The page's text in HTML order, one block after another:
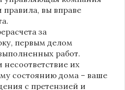
правила, вы вправе
за
первым делом
работ.
несоответствие их
состоянию дома – ваше
с претензией и